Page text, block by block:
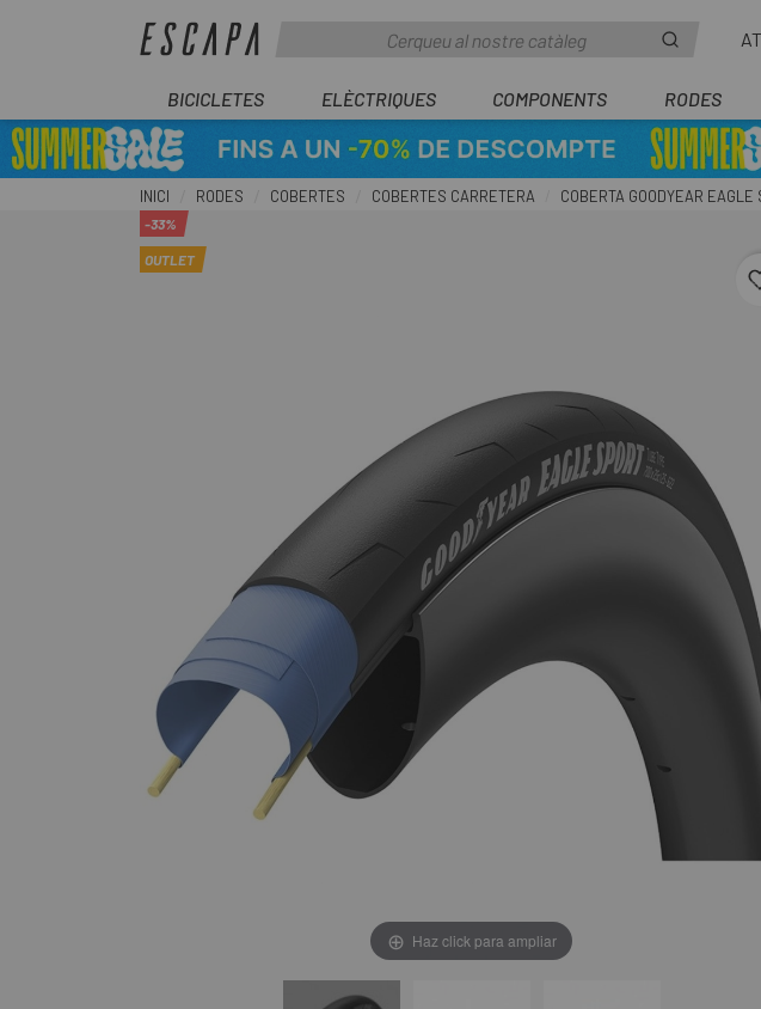
BICICLETES ELÈCTRIQUES COMPONENTS RODES
INICI RODES COBERTES COBERTES CARRETERA COBERTA GOODYEAR EAGLE
-33%
OUTLET
Haz click para ampliar